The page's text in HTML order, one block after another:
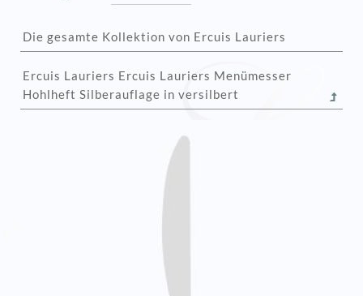
Die gesamte Kollektion von Ercuis Lauriers
Ercuis Lauriers Ercuis Lauriers Menümesser
Hohlheft Silberauflage in versilbert